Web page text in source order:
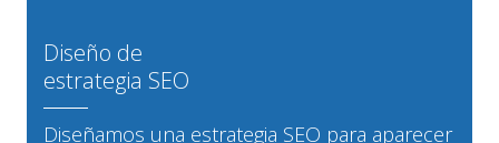
Diseño de
estrategia SEO
Diseñamos una estrategia SEO para aparecer